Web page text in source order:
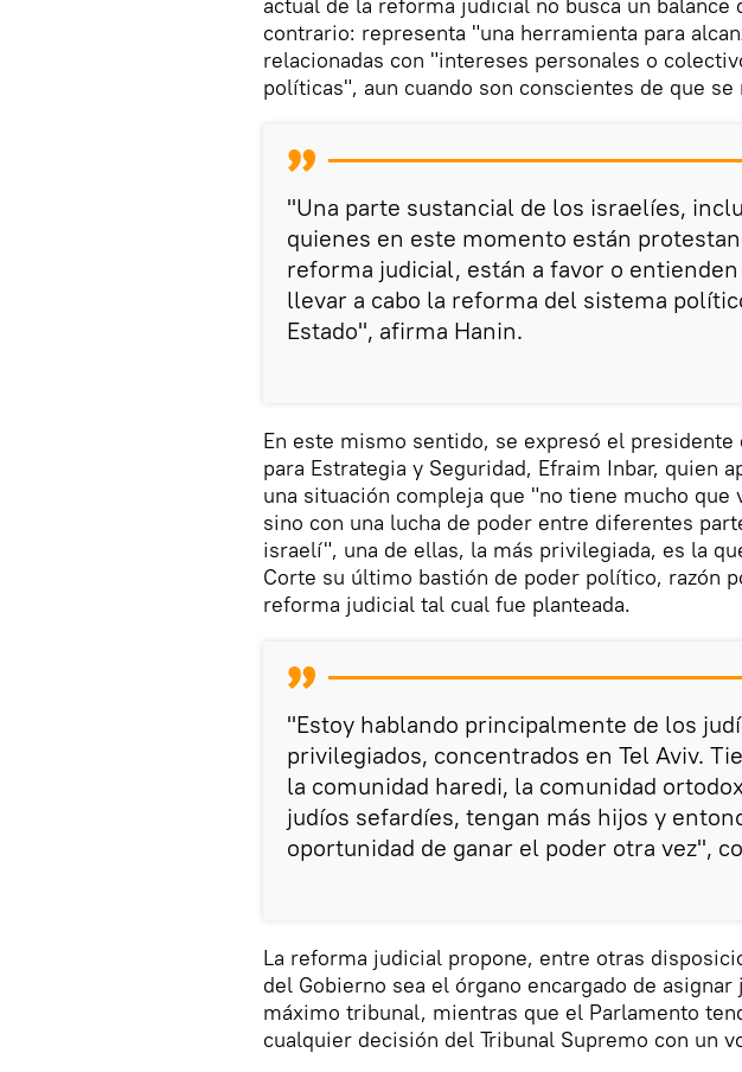
contrario: representa "una herramienta para
relacionadas con "intereses personales o
políticas", aun cuando son conscientes de que
"Una parte sustancial de los israelíes,
quienes en este momento están
reforma judicial, están a favor o
llevar a cabo la reforma del sistema
Estado", afirma Hanin.
En este mismo sentido, se expresó el
para Estrategia y Seguridad, Efraim Inbar, quien
una situación compleja que "no tiene mucho que
sino con una lucha de poder entre diferentes
israelí", una de ellas, la más privilegiada, es la
Corte su último bastión de poder político, razón
reforma judicial tal cual fue planteada.
"Estoy hablando principalmente de los
privilegiados, concentrados en Tel Aviv.
la comunidad haredi, la comunidad
judíos sefardíes, tengan más hijos y
oportunidad de ganar el poder otra vez",
La reforma judicial propone, entre otras
del Gobierno sea el órgano encargado de
máximo tribunal, mientras que el Parlamento
cualquier decisión del Tribunal Supremo con un